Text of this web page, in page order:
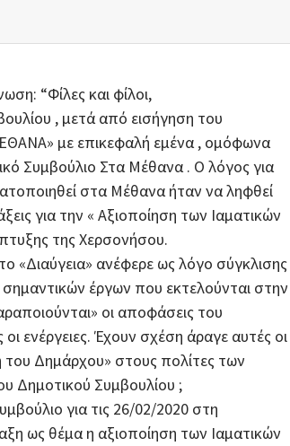
“Φίλες και φίλοι,
, μετά από εισήγηση του
με επικεφαλή εμένα , ομόφωνα
Συμβούλιο Στα Μέθανα . Ο λόγος για
στα Μέθανα ήταν να ληφθεί
για την « Αξιοποίηση των Ιαματικών
της Χερσονήσου.
ανέφερε ως λόγο σύγκλισης
έργων που εκτελούνται στην
οι αποφάσεις του
ενέργειες. Έχουν σχέση άραγε αυτές οι
Δημάρχου» στους πολίτες των
Δημοτικού Συμβουλίου ;
για τις 26/02/2020 στη
ως θέμα η αξιοποίηση των Ιαματικών